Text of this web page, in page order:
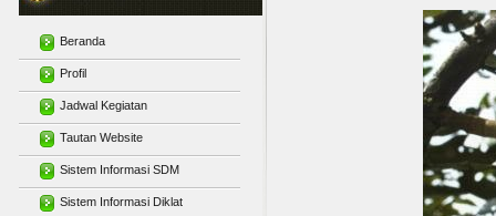
Beranda
Profil
Jadwal Kegiatan
Tautan Website
Sistem Informasi SDM
Sistem Informasi Diklat